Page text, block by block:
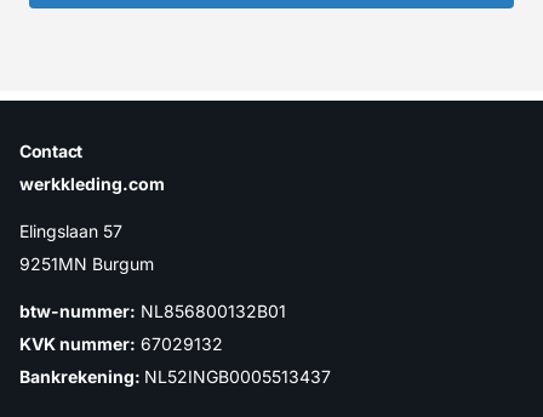
Contact
werkkleding.com
Elingslaan 57
9251MN Burgum
btw-nummer: NL856800132B01
KVK nummer: 67029132
Bankrekening: NL52INGB0005513437